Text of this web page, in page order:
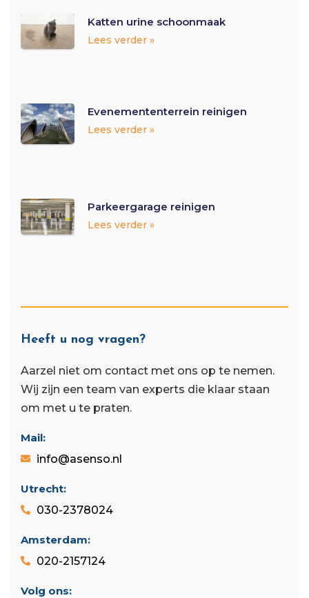
Katten urine schoonmaak
Lees verder »
Evenemententerrein reinigen
Lees verder »
Parkeergarage reinigen
Lees verder »
Heeft u nog vragen?
Aarzel niet om contact met ons op te nemen.
Wij zijn een team van experts die klaar staan ​​
om met u te praten.
Mail:
info@asenso.nl
Utrecht:
030-2378024
Amsterdam:
020-2157124
Volg ons: